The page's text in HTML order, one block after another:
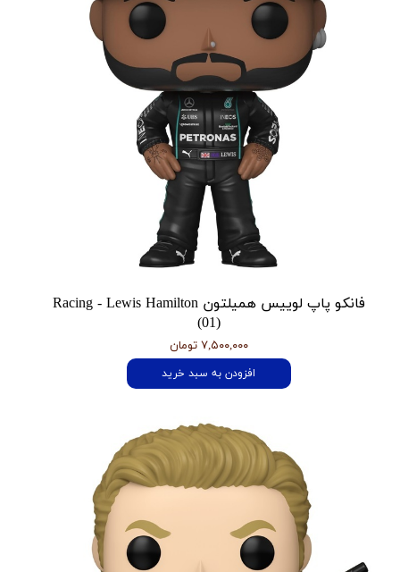
فانکو پاپ لوییس همیلتون Racing - Lewis Hamilton
(01)
۷,۵۰۰,۰۰۰ تومان
افزودن به سبد خرید